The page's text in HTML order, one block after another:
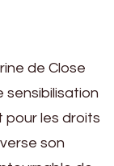
de Close
sensibilisation
pour les droits
son